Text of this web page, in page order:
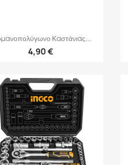
Γρήγορη προβολή
Καστάνιας...
4,90 €